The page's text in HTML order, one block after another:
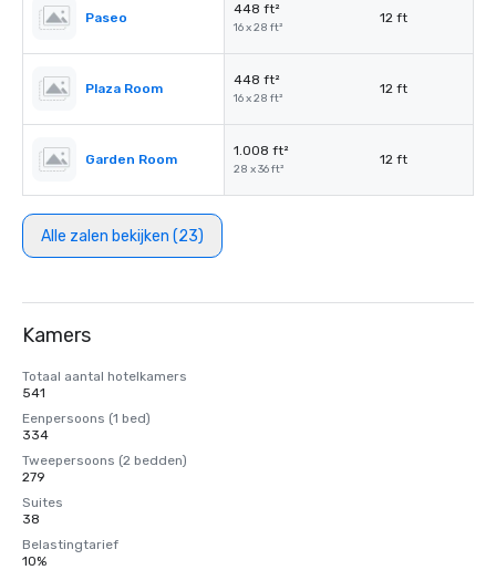
Paseo
448 ft²
16 x 28 ft²
12 ft
Plaza Room
448 ft²
16 x 28 ft²
12 ft
Garden Room
1.008 ft²
28 x 36 ft²
12 ft
Alle zalen bekijken (23)
Kamers
Totaal aantal hotelkamers
541
Eenpersoons (1 bed)
334
Tweepersoons (2 bedden)
279
Suites
38
Belastingtarief
10%